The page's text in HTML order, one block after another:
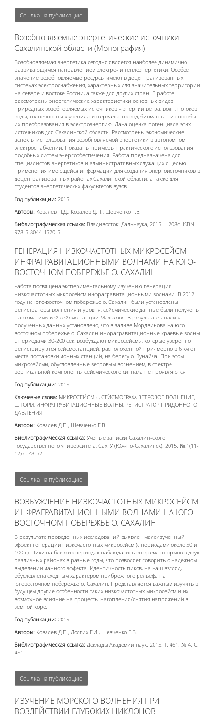
Ссылка на публикацию
Возобновляемые энергетические источники
Сахалинской области (Монография)
Возобновляемая энергетика сегодня является наиболее динамично
развивающимся направлением электро- и теплоэнергетики. Особое
значение возобновляемые ресурсы имеют в децентрализованных
системах электроснабжения, характерных для значительных территорий
на севере и востоке России, а также для других стран. В работе
рассмотрены энергетические характеристики основных видов
природных возобновляемых источников – энергии ветра, волн, потоков
воды, солнечного излучения, геотермальных вод, биомассы – и способы
их преобразования в электроэнергию. Дана оценка потенциала этих
источников для Сахалинской области. Рассмотрены экономические
аспекты использования возобновляемой энергетики в автономном
электроснабжении. Показаны примеры практического использования
подобных систем энергообеспечения. Работа предназначена для
специалистов-энергетиков и административных служащих с целью
применения имеющейся информации для создания энергоисточников в
децентрализованных районах Сахалинской области, а также для
студентов энергетических факультетов вузов.
Год публикации: 2015
Авторы: Ковалев П.Д., Ковалев Д.П., Шевченко Г.В.
Библиографическая ссылка: Владивосток: Дальнаука, 2015. – 208с. ISBN
978-5-8044-1520-5
ГЕНЕРАЦИЯ НИЗКОЧАСТОТНЫХ МИКРОСЕЙСМ
ИНФРАГРАВИТАЦИОННЫМИ ВОЛНАМИ НА ЮГО-
ВОСТОЧНОМ ПОБЕРЕЖЬЕ О. САХАЛИН
Работа посвящена экспериментальному изучению генерации
низкочастотных микросейсм инфрагравитационными волнами. В 2012
году на юго-восточном побережье о. Сахалин были установлены
регистраторы волнения и уровня, сейсмические данные были получены
с автоматической сейсмостанции Мальково. В результате анализа
полученных данных установлено, что в заливе Мордвинова на юго-
восточном побережье о. Сахалин инфрагравитационные краевые волны
с периодами 30-200 сек. возбуждают микросейсмы, которые уверенно
регистрируются сейсмостанцией, расположенной при- мерно в 6 км от
места постановки донных станций, на берегу о. Тунайча. При этом
микросейсмы, обусловленные ветровым волнением, в спектре
вертикальной компоненты сейсмического сигнала не проявляются.
Год публикации: 2015
Ключевые слова: МИКРОСЕЙСМЫ, СЕЙСМОГРАФ, ВЕТРОВОЕ ВОЛНЕНИЕ,
ШТОРМ, ИНФРАГРАВИТАЦИОННЫЕ ВОЛНЫ, РЕГИСТРАТОР ПРИДОННОГО
ДАВЛЕНИЯ
Авторы: Ковалев Д.П., Шевченко Г.В.
Библиографическая ссылка: Ученые записки Сахалин-ского
Государственного университета, СахГУ (Юж-но-Сахалинск). 2015. №.1(11-
12) с. 48-52
Ссылка на публикацию
ВОЗБУЖДЕНИЕ НИЗКОЧАСТОТНЫХ МИКРОСЕЙСМ
ИНФРАГРАВИТАЦИОННЫМИ ВОЛНАМИ НА ЮГО-
ВОСТОЧНОМ ПОБЕРЕЖЬЕ О. САХАЛИН
В результате проведенных исследований выявлен малоизученный
эффект генерации низкочастотных микросейсм (с периодами около 50 и
100 с). Пики на близких периодах наблюдались во время штормов в двух
различных районах в разные годы, что позволяет говорить о надежном
выделении данного эффекта. Идентичность пиков, на наш взгляд,
обусловлена сходным характером прибрежного рельефа на
юговосточном побережье о. Сахалин. Представляется важным изучить в
будущем другие особенности таких низкочастотных микросейсм и их
возможное влияние на процессы накопления/снятия напряжений в
земной коре.
Год публикации: 2015
Авторы: Ковалев Д.П., Долгих Г.И., Шевченко Г.В.
Библиографическая ссылка: Доклады Академии наук. 2015. Т. 461. № 4. С.
451.
Ссылка на публикацию
ИЗУЧЕНИЕ МОРСКОГО ВОЛНЕНИЯ ПРИ
ВОЗДЕЙСТВИИ ГЛУБОКИХ ЦИКЛОНОВ